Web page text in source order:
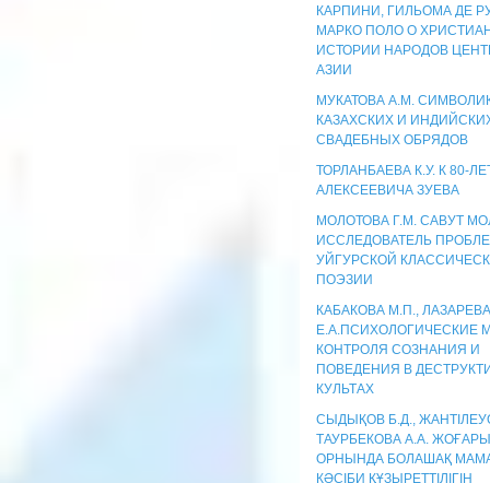
КАРПИНИ, ГИЛЬОМА ДЕ
МАРКО ПОЛО О
ИСТОРИИ НАРОДОВ
АЗИИ
МУКАТОВА А.М.
КАЗАХСКИХ И
СВАДЕБНЫХ ОБРЯДОВ
ТОРЛАНБАЕВА К.У. К 80-
АЛЕКСЕЕВИЧА ЗУЕВА
МОЛОТОВА Г.М. САВУТ
ИССЛЕДОВАТЕЛЬ
УЙГУРСКОЙ
ПОЭЗИИ
КАБАКОВА М.П., ЛАЗАРЕВА
Е.А.ПСИХОЛОГИЧЕСКИЕ
КОНТРОЛЯ СОЗНАНИЯ И
ПОВЕДЕНИЯ В
КУЛЬТАХ
СЫДЫҚОВ Б.Д.,
ТАУРБЕКОВА А.А.
ОРНЫНДА БОЛАШАҚ
КӘСІБИ ҚҰЗЫРЕТТІЛІГІН